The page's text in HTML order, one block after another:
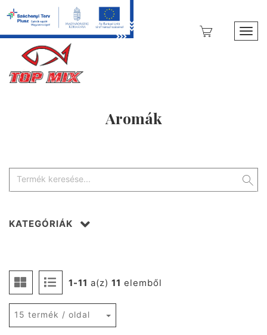
Aromák
1-11 a(z) 11 elemből
15 termék / oldal
KATEGÓRIÁK